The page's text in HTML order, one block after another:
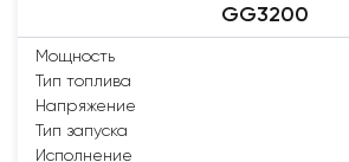
GG3200
Мощность
Тип топлива
Напряжение
Тип запуска
Исполнение